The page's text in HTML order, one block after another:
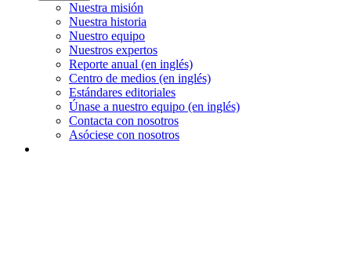
Nuestra misión
Nuestra historia
Nuestro equipo
Nuestros expertos
Reporte anual (en inglés)
Centro de medios (en inglés)
Estándares editoriales
Únase a nuestro equipo (en inglés)
Contacta con nosotros
Asóciese con nosotros